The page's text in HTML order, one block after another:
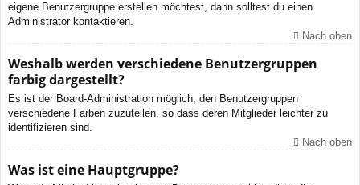
eigene Benutzergruppe erstellen möchtest, dann solltest du einen
Administrator kontaktieren.
Nach oben
Weshalb werden verschiedene Benutzergruppen
farbig dargestellt?
Es ist der Board-Administration möglich, den Benutzergruppen
verschiedene Farben zuzuteilen, so dass deren Mitglieder leichter zu
identifizieren sind.
Nach oben
Was ist eine Hauptgruppe?